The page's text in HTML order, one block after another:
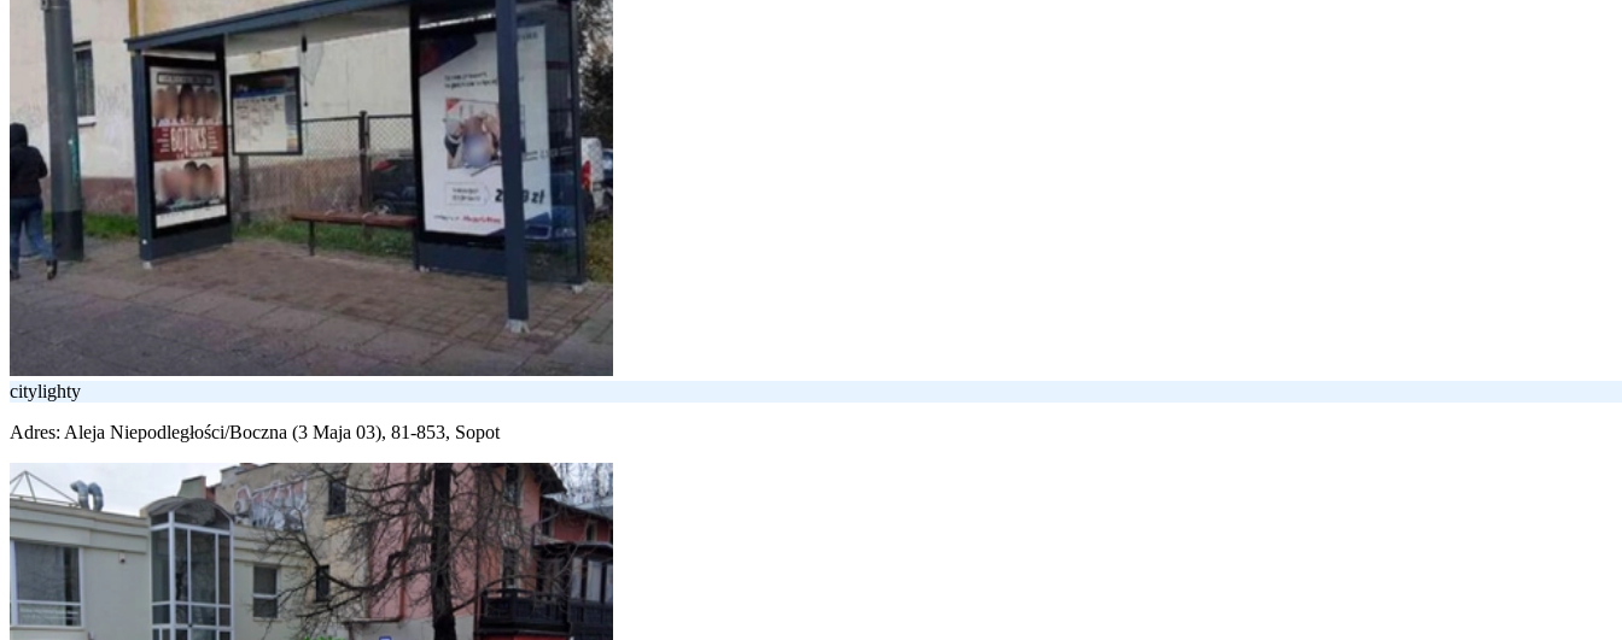
citylighty
Adres: Aleja Niepodległości/Boczna (3 Maja 03), 81-853, Sopot